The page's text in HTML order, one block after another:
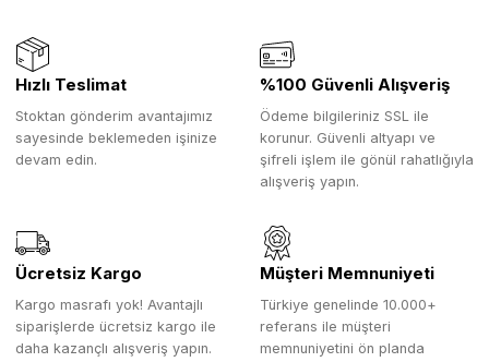
Hızlı Teslimat
Stoktan gönderim avantajımız
sayesinde beklemeden işinize
devam edin.
%100 Güvenli Alışveriş
Ödeme bilgileriniz SSL ile
korunur. Güvenli altyapı ve
şifreli işlem ile gönül rahatlığıyla
alışveriş yapın.
Ücretsiz Kargo
Kargo masrafı yok! Avantajlı
siparişlerde ücretsiz kargo ile
daha kazançlı alışveriş yapın.
Müşteri Memnuniyeti
Türkiye genelinde 10.000+
referans ile müşteri
memnuniyetini ön planda